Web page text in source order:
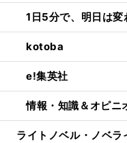
1日5分で、明日は
kotoba
e!集英社
情報・知識＆オピ
ライトノベル・ノベラ